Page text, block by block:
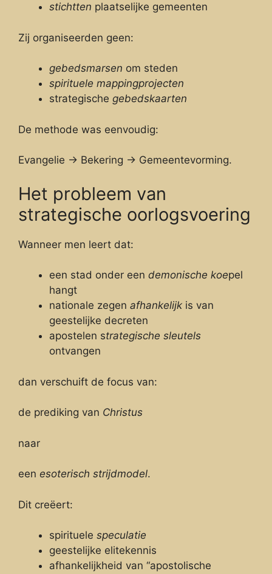
stichtten plaatselijke gemeenten
Zij organiseerden geen:
gebedsmarsen om steden
spirituele mappingprojecten
strategische gebedskaarten
De methode was eenvoudig:
Evangelie → Bekering → Gemeentevorming.
Het probleem van
strategische oorlogsvoering
Wanneer men leert dat:
een stad onder een demonische koepel
hangt
nationale zegen afhankelijk is van
geestelijke decreten
apostelen strategische sleutels
ontvangen
dan verschuift de focus van:
de prediking van Christus
naar
een esoterisch strijdmodel.
Dit creëert:
spirituele speculatie
geestelijke elitekennis
afhankelijkheid van “apostolische